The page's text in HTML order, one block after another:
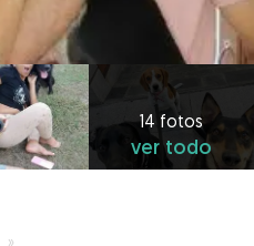
14 fotos
ver todo